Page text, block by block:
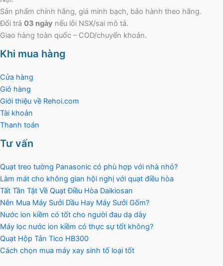
Sản phẩm chính hãng, giá minh bạch, bảo hành theo hãng.
Đổi trả 03 ngày nếu lỗi NSX/sai mô tả.
Giao hàng toàn quốc – COD/chuyển khoản.
Khi mua hàng
Cửa hàng
Giỏ hàng
Giới thiệu về Rehoi.com
Tài khoản
Thanh toán
Tư vấn
Quạt treo tường Panasonic có phù hợp với nhà nhỏ?
Làm mát cho không gian hội nghị với quạt điều hòa
Tất Tần Tật Về Quạt Điều Hòa Daikiosan
Nên Mua Máy Sưởi Dầu Hay Máy Sưởi Gốm?
Nước ion kiềm có tốt cho người đau dạ dày
Máy lọc nước ion kiềm có thực sự tốt không?
Quạt Hộp Tản Tico HB300
Cách chọn mua máy xay sinh tố loại tốt